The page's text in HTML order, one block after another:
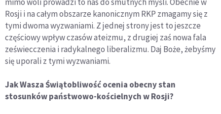
Rosji i na całym obszarze kanonicznym RKP zmagamy się z
tymi dwoma wyzwaniami. Z jednej strony jest to jeszcze
częściowy wpływ czasów ateizmu, z drugiej zaś nowa fala
zeświecczenia i radykalnego liberalizmu. Daj Boże, żebyśmy
się uporali z tymi wyzwaniami.
Jak Wasza Świątobliwość ocenia obecny stan
stosunków państwowo-kościelnych w Rosji?